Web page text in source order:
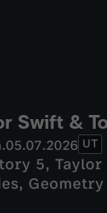
Swift &
05.07.2026 UT
5,